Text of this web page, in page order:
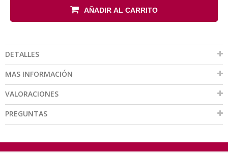
AÑADIR AL CARRITO
DETALLES
MAS INFORMACIÓN
VALORACIONES
PREGUNTAS